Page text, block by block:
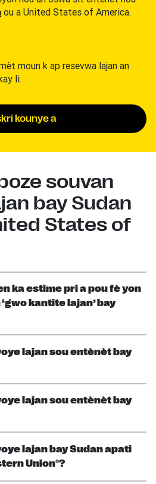
ou a United States of America.
moun k ap resevwa lajan an
li.
kounye a
souvan
bay Sudan
States of
ka estime pri a pou fè yon
kantite lajan’ bay
lajan sou entènèt bay
lajan sou entènèt bay
lajan bay Sudan apati
Union®?